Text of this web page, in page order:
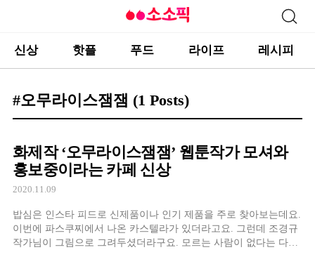
신상 핫플 푸드 라이프 레시피
#오무라이스잼잼 (1 Posts)
화제작 ‘오무라이스잼잼’ 웹툰작가 모셔와
홍보중이라는 카페 신상
2020.11.09
밥심은 인스타 피드로 신제품이나 인기 제품을 주로 찾아보는데요.
이번에 파스쿠찌에서 나온 카스텔라가 있더라고요. 그런데 조경규
작가님이 그림으로 그려두셨더라구요. 모르는 사람이 없다는 다음